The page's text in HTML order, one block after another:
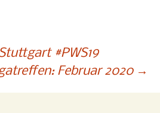
#PWS19
Februar 2020 →